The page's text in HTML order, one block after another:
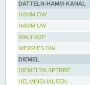
DATTELN-HAMM-KANAL
HAMM OW
HAMM UW
WALTROP
WERRIES OW
DIEMEL
DIEMELTALSPERRE
HELMINGHAUSEN